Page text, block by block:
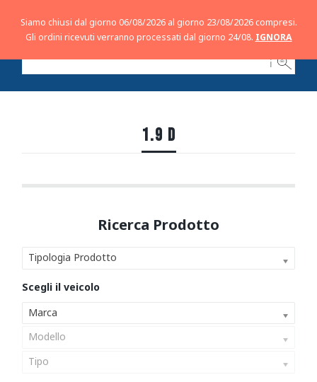
ℹ
1.9 D
Tipologia Prodotto
Marca
Modello
Tipo
Siamo chiusi dal giorno 06/08/2026 al giorno 23/08/2026 compresi.
Gli ordini ricevuti verranno processati dal giorno 24/08. IGNORA